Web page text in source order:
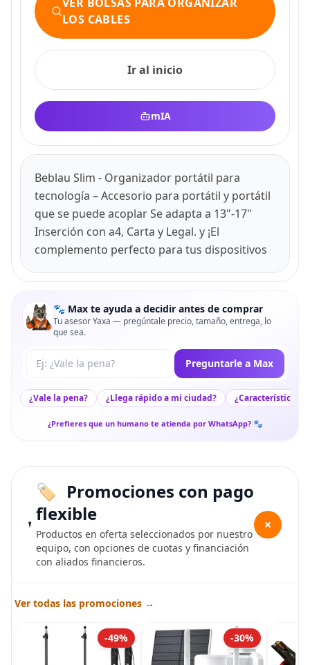
LOS CABLES
Ir al inicio
mIA
Beblau Slim - Organizador portátil para
tecnología – Accesorio para portátil y portátil
que se puede acoplar Se adapta a 13"-17"
Inserción con a4, Carta y Legal. y ¡El
complemento perfecto para tus dispositivos
🐾 Max te ayuda a decidir antes de comprar
Tu asesor Yaxa — pregúntale precio, tamaño, entrega, lo
que sea.
Tu pregunta a Max Preguntarle a Max
¿Vale la pena? ¿Llega rápido a mi ciudad? ¿Características
¿Prefieres que un humano te atienda por WhatsApp? 🐾
Promociones con pago
flexible
Productos en oferta seleccionados por nuestro
equipo, con opciones de cuotas y financiación
con aliados financieros.
+
Ver todas las promociones →
-49% -30%